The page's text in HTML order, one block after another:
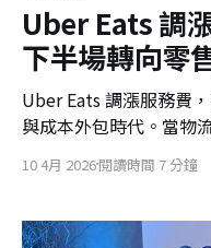
Uber Eats 調
下半場轉向零
Uber Eats 調漲服務費
與成本外包時代。當物
業者也將面對更強的平
10 4月 2026閱讀時間 7 分鐘